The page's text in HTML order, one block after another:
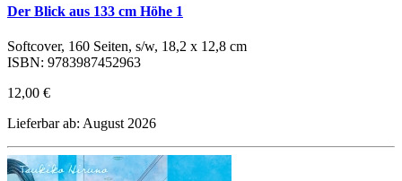
Der Blick aus 133 cm Höhe 1
Softcover, 160 Seiten, s/w, 18,2 x 12,8 cm
ISBN: 9783987452963
12,00 €
Lieferbar ab: August 2026